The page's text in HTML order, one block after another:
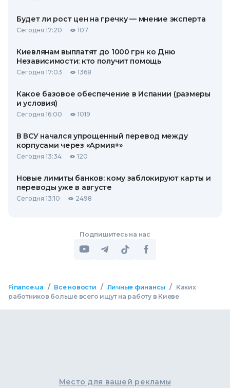
Будет ли рост цен на гречку — мнение эксперта
Сегодня 17:20 107
Киевлянам выплатят до 1000 грн ко Дню
Независимости: кто получит помощь
Сегодня 17:03 1368
Какое базовое обеспечение в Испании (размеры
и условия)
Сегодня 16:00 1019
В ВСУ начался упрощенный перевод между
корпусами через «Армия+»
Сегодня 13:34 120
Новые лимиты банков: кому заблокируют карты и
переводы уже в августе
Сегодня 13:10 2498
Подпишитесь на нас
Finance.ua / Все новости / Личные финансы /
Каких
работников больше всего ищут на работу в Киеве
Место для вашей рекламы